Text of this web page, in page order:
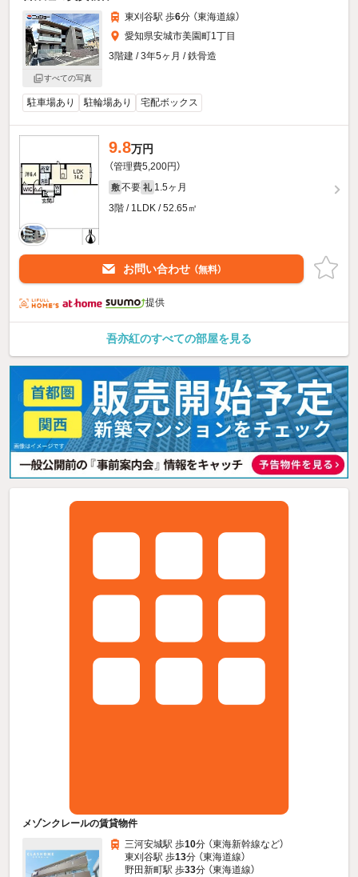
すべての写真
東刈谷駅 歩6分 （東海道線）
愛知県安城市美園町1丁目
3階建 / 3年5ヶ月 / 鉄骨造
駐車場あり 駐輪場あり 宅配ボックス
9.8万円
（管理費5,200円）
敷 不要 礼 1.5ヶ月
3階 / 1LDK / 52.65㎡
お問い合わせ （無料）
提供
吾亦紅のすべての部屋を見る
メゾンクレールの賃貸物件
三河安城駅 歩10分 （東海新幹線など）
東刈谷駅 歩13分 （東海道線）
野田新町駅 歩33分 （東海道線）